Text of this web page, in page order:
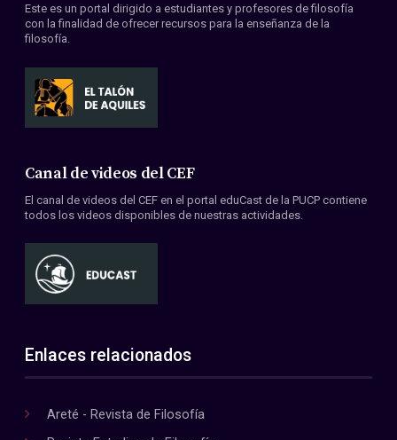
Convenios
Este es un portal dirigido a estudiantes y profesores de filosofía
con la finalidad de ofrecer recursos para la enseñanza de la
filosofía.
Canal de videos del CEF
El canal de videos del CEF en el portal eduCast de la PUCP contiene
todos los videos disponibles de nuestras actividades.
Enlaces relacionados
Areté - Revista de Filosofía